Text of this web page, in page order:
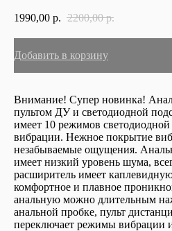
1990,00 р. 2200,00 р.
Добавить в корзину
Внимание! Супер новинка!
пультом ДУ и светодиодной
имеет 10 режимов
вибрации. Нежное покрытие
незабываемые ощущения.
имеет низкий уровень шума,
расширитель имеет
комфортное и плавное
анальную можно длительным
анальной пробке, пульт
переключает режимы вибрации